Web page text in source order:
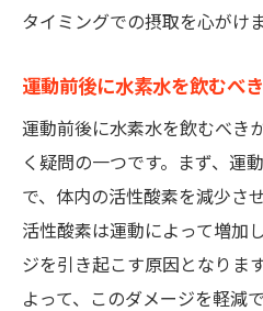
タイミングでの摂取を心がけ
運動前後に水素水を飲むべ
運動前後に水素水を飲むべき
く疑問の一つです。まず、運
で、体内の活性酸素を減少さ
活性酸素は運動によって増加
ジを引き起こす原因となりま
よって、このダメージを軽減